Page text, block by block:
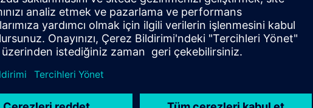
SINUMERIK - Part
SINUMERIK - Structure and